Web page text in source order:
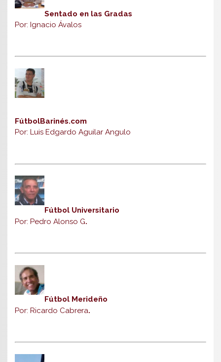
Sentado en las Gradas
Por: Ignacio Ávalos
FútbolBarinés.com
Por: Luis Edgardo Aguilar Angulo
Fútbol Universitario
Por: Pedro Alonso G.
Fútbol Merideño
Por: Ricardo Cabrera.